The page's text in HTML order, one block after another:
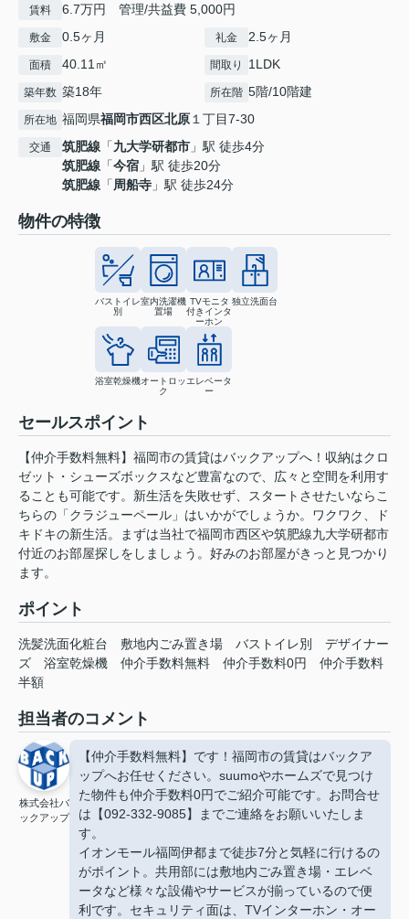
賃料 6.7万円 管理/共益費 5,000円
敷金 0.5ヶ月 礼金 2.5ヶ月
面積 40.11㎡ 間取り 1LDK
築年数 築18年 所在階 5階/10階建
所在地 福岡県福岡市西区北原１丁目7-30
交通 筑肥線 「九大学研都市 」駅 徒歩4分
筑肥線 「今宿 」駅 徒歩20分
筑肥線 「周船寺 」駅 徒歩24分
物件の特徴
バストイレ
別
室内洗濯機
置場
TVモニタ
付きインタ
ーホン
独立洗面台
浴室乾燥機オートロッ
ク
エレベータ
ー
セールスポイント
【仲介手数料無料】福岡市の賃貸はバックアップへ！収納はクロ
ゼット・シューズボックスなど豊富なので、広々と空間を利用す
ることも可能です。新生活を失敗せず、スタートさせたいならこ
ちらの「クラジューペール」はいかがでしょうか。ワクワク、ド
キドキの新生活。まずは当社で福岡市西区や筑肥線九大学研都市
付近のお部屋探しをしましょう。好みのお部屋がきっと見つかり
ます。
ポイント
洗髪洗面化粧台 敷地内ごみ置き場 バストイレ別
デザイナー
ズ
浴室乾燥機 仲介手数料無料 仲介手数料0円
仲介手数料
半額
担当者のコメント
株式会社バ
ックアップ
【仲介手数料無料】です！福岡市の賃貸はバックア
ップへお任せください。suumoやホームズで見つけ
た物件も仲介手数料0円でご紹介可能です。お問合せ
は【092-332-9085】までご連絡をお願いいたしま
す。
イオンモール福岡伊都まで徒歩7分と気軽に行けるの
がポイント。共用部には敷地内ごみ置き場・エレベ
ータなど様々な設備やサービスが揃っているので便
利です。セキュリティ面は、TVインターホン・オー